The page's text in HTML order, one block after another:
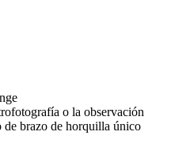
o la observación
de brazo de horquilla único